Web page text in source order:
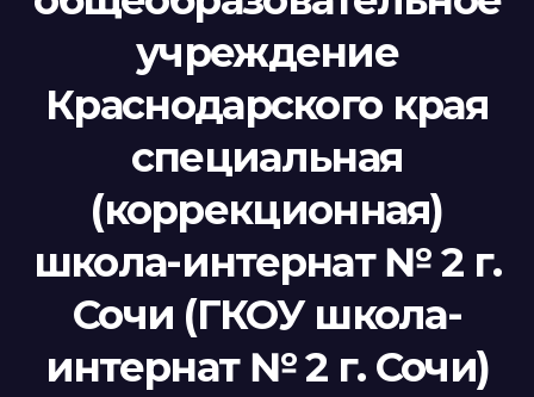
учреждение
Краснодарского края
специальная
(коррекционная)
школа-интернат № 2 г.
Сочи (ГКОУ школа-
интернат № 2 г. Сочи)